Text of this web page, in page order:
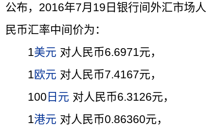
公布，2016年7月19日银行间外汇市场人
民币汇率中间价为：
1美元 对人民币6.6971元，
1欧元 对人民币7.4167元，
100 日元 对人民币6.3126元，
1港元 对人民币0.86360元，